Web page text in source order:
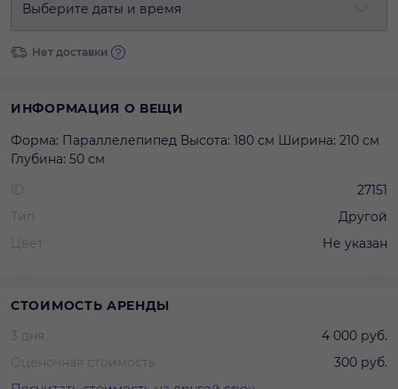
Выберите даты и время
Нет доставки
ИНФОРМАЦИЯ О ВЕЩИ
Форма: Параллелепипед Высота: 180 см Ширина: 210 см
Глубина: 50 см
ID
27151
Тип
Другой
Цвет
Не указан
СТОИМОСТЬ АРЕНДЫ
3 дня
4 000 руб.
Оценочная стоимость
300 руб.